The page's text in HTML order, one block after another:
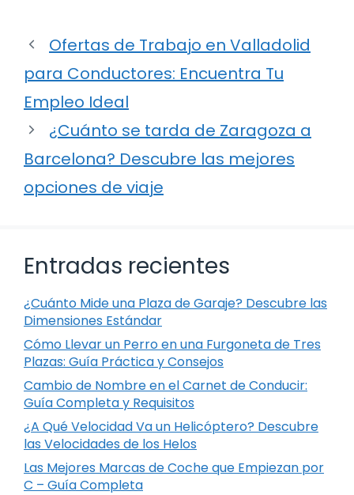
Ofertas de Trabajo en Valladolid
para Conductores: Encuentra Tu
Empleo Ideal
¿Cuánto se tarda de Zaragoza a
Barcelona? Descubre las mejores
opciones de viaje
Entradas recientes
¿Cuánto Mide una Plaza de Garaje? Descubre las
Dimensiones Estándar
Cómo Llevar un Perro en una Furgoneta de Tres
Plazas: Guía Práctica y Consejos
Cambio de Nombre en el Carnet de Conducir:
Guía Completa y Requisitos
¿A Qué Velocidad Va un Helicóptero? Descubre
las Velocidades de los Helos
Las Mejores Marcas de Coche que Empiezan por
C – Guía Completa